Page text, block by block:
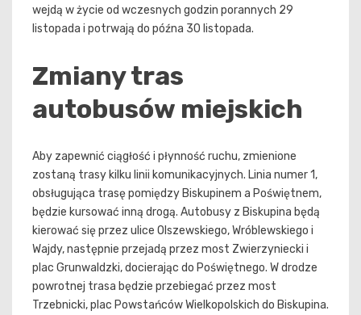
wejdą w życie od wczesnych godzin porannych 29
listopada i potrwają do późna 30 listopada.
Zmiany tras
autobusów miejskich
Aby zapewnić ciągłość i płynność ruchu, zmienione
zostaną trasy kilku linii komunikacyjnych. Linia numer 1,
obsługująca trasę pomiędzy Biskupinem a Poświętnem,
będzie kursować inną drogą. Autobusy z Biskupina będą
kierować się przez ulice Olszewskiego, Wróblewskiego i
Wajdy, następnie przejadą przez most Zwierzyniecki i
plac Grunwaldzki, docierając do Poświętnego. W drodze
powrotnej trasa będzie przebiegać przez most
Trzebnicki, plac Powstańców Wielkopolskich do Biskupina.